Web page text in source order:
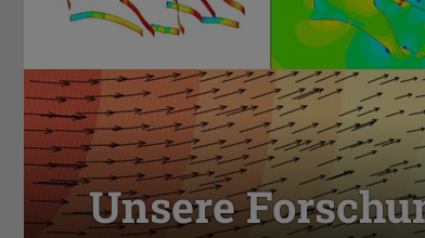
Unsere